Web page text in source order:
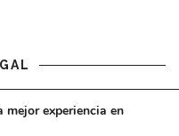
experiencia en